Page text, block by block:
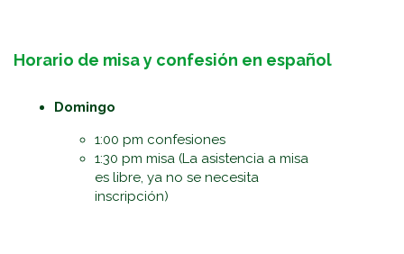
Horario de misa y confesión en español
Domingo
1:00 pm confesiones
1:30 pm misa (La asistencia a misa
es libre, ya no se necesita
inscripción)